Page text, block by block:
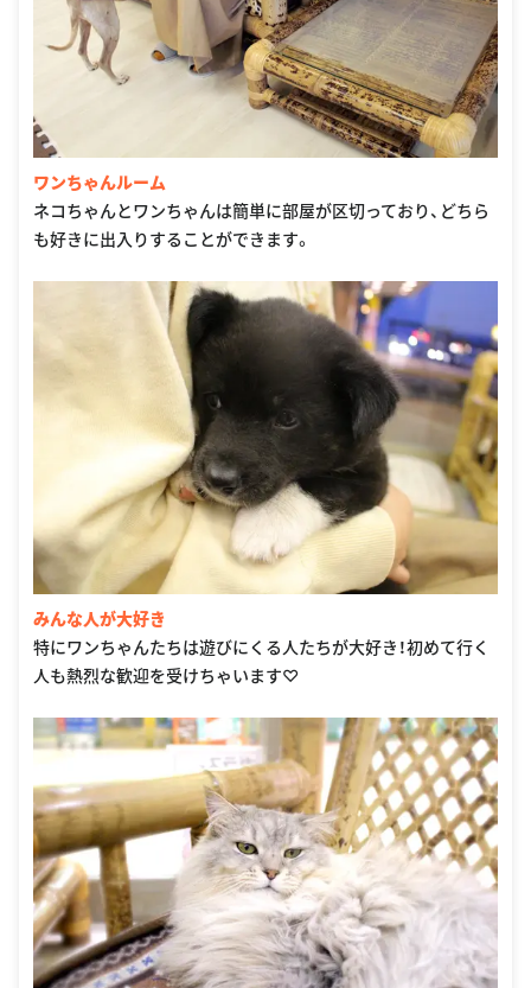
ワンちゃんルーム
ネコちゃんとワンちゃんは簡単に部屋が区切っており、どちら
も好きに出入りすることができます。
みんな人が大好き
特にワンちゃんたちは遊びにくる人たちが大好き！初めて行く
人も熱烈な歓迎を受けちゃいます♡